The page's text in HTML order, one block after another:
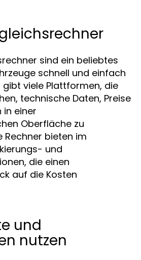
sind ein beliebtes
schnell und einfach
gibt viele Plattformen, die
technische Daten, Preise
in einer
Oberfläche zu
Rechner bieten im
und
die einen
auf die Kosten
und
nutzen